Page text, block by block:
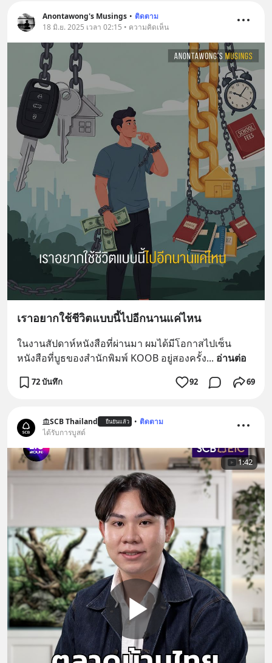
Anontawong's Musings • ติดตาม
18 มิ.ย. 2025 เวลา 02:15 • ความคิดเห็น
เราอยากใช้ชีวิตแบบนี้ไปอีกนานแค่ไหน
ในงานสัปดาห์หนังสือที่ผ่านมา ผมได้มีโอกาสไปเซ็น
หนังสือที่บูธของสำนักพิมพ์ KOOB อยู่สองครั้ง... อ่านต่อ
72 บันทึก 92 69
SCB Thailand ยืนยันแล้ว • ติดตาม
ได้รับการบูสต์
1:42